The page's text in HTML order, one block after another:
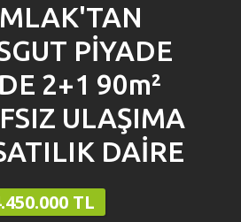
PİYADE
2+1 90m²
ULAŞIMA
DAİRE
TL